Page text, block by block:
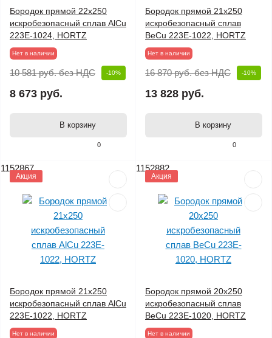
0
Бородок прямой 22х250
искробезопасный сплав AlCu
223E-1024, HORTZ
Нет в наличии
10 581 руб.без НДС -10%
8 673 руб.
В корзину
0
Бородок прямой 21х250
искробезопасный сплав
BeCu 223E-1022, HORTZ
Нет в наличии
16 870 руб.без НДС -10%
13 828 руб.
В корзину
1152867
Акция
Бородок прямой 21х250
искробезопасный сплав AlCu
223E-1022, HORTZ
Нет в наличии
1152882
Акция
Бородок прямой 20х250
искробезопасный сплав
BeCu 223E-1020, HORTZ
Нет в наличии